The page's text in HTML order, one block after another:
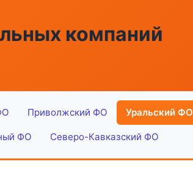
компаний
Приволжский ФО Уральский ФО
ФО Северо-Кавказский ФО